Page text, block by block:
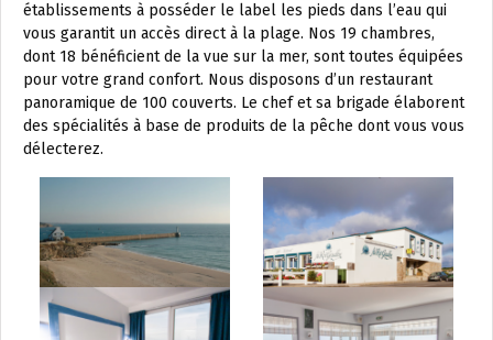
établissements à posséder le label les pieds dans l’eau qui
vous garantit un accès direct à la plage. Nos 19 chambres,
dont 18 bénéficient de la vue sur la mer, sont toutes équipées
pour votre grand confort. Nous disposons d’un restaurant
panoramique de 100 couverts. Le chef et sa brigade élaborent
des spécialités à base de produits de la pêche dont vous vous
délecterez.